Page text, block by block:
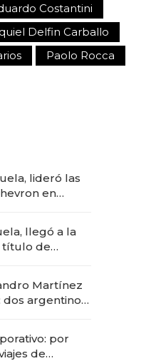
Costantini
Delfin Carballo
Paolo Rocca
lideró las
en
llegó a la
título de
Martínez
dos argentinos
por
de